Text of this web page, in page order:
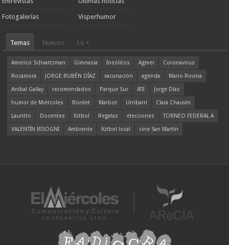
Fotogalerías Visperhumor
Temas Nuevos Lo +
Americo Schvartzman Gimnasia Insólitos Agmer
Coronavirus
Rocamora
JORGE RUBÉN DÍAZ vacunación agenda
Mario Rovina
Aníbal Gallay
recomendados Parque Sur ATE
Jorge Díaz
humor de Miércoles
Bordet Marbot Urribarri
Clara Chauvín
Lauritto
Docentes fútbol Regatas elecciones
TORNEO FEDERAL A
VALENTÍN BISOGNI
Ambiente fútbol local cine San Martín